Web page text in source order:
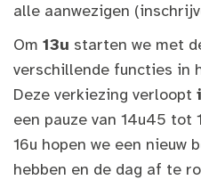
alle aanwezigen
Om 13u starten we met
verschillende functies in
Deze verkiezing verloopt
een pauze van 14u45 tot
16u hopen we een nieuw
hebben en de dag af te